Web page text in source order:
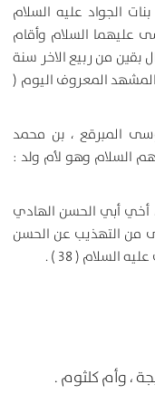
الجواد عليه السلام
عليهما السلام وأقام
بقين من ربيع الاخر سنة
المعروف اليوم (
المبرقع ، بن محمد
السلام وهو لأم ولد :
أخي أبي الحسن الهادي
من التهذيب عن الحسن
السلام ( 38 ) .